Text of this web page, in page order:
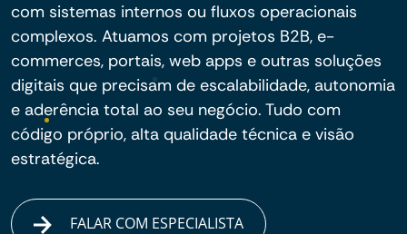
com sistemas internos ou fluxos operacionais
complexos. Atuamos com projetos B2B, e-
commerces, portais, web apps e outras soluções
digitais que precisam de escalabilidade, autonomia
e aderência total ao seu negócio. Tudo com
código próprio, alta qualidade técnica e visão
estratégica.
FALAR COM ESPECIALISTA